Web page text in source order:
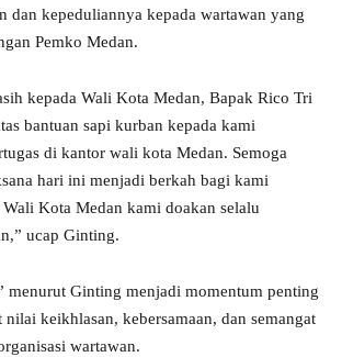
dan kepeduliannya kepada wartawan yang
Pemko Medan.
kepada Wali Kota Medan, Bapak Rico Tri
bantuan sapi kurban kepada kami
di kantor wali kota Medan. Semoga
hari ini menjadi berkah bagi kami
Kota Medan kami doakan selalu
ucap Ginting.
menurut Ginting menjadi momentum penting
keikhlasan, kebersamaan, dan semangat
wartawan.